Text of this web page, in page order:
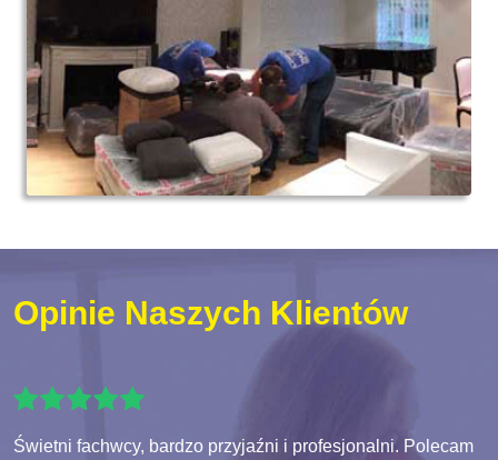
Opinie Naszych Klientów
Świetni fachwcy, bardzo przyjaźni i profesjonalni. Polecam